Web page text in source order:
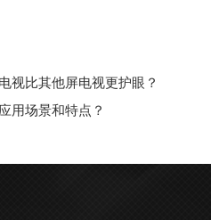
视比其他屏电视更护眼？
用场景和特点？